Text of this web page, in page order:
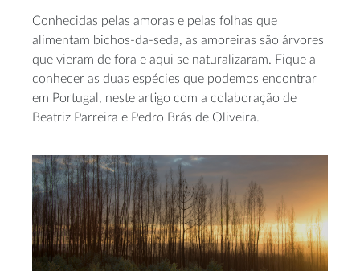
Conhecidas pelas amoras e pelas folhas que
alimentam bichos-da-seda, as amoreiras são árvores
que vieram de fora e aqui se naturalizaram. Fique a
conhecer as duas espécies que podemos encontrar
em Portugal, neste artigo com a colaboração de
Beatriz Parreira e Pedro Brás de Oliveira.